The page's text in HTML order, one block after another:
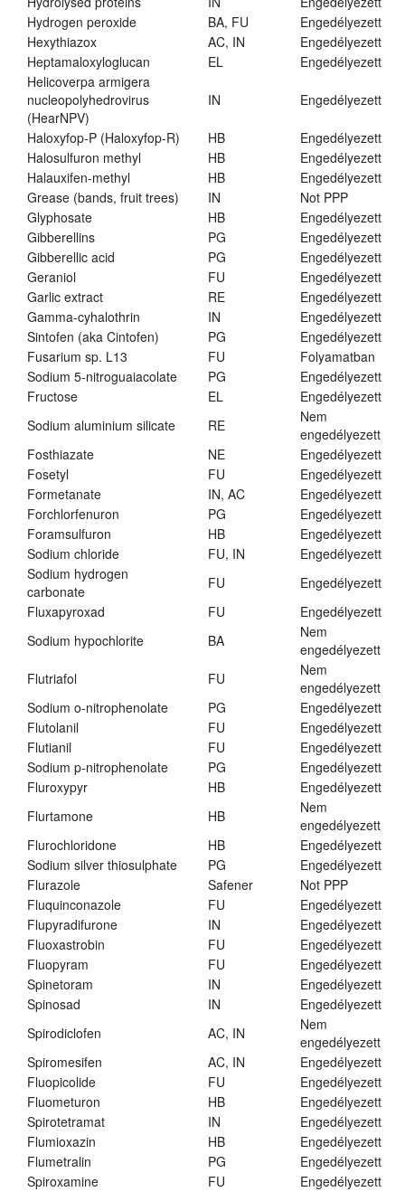
Hydrogen peroxide
BA, FU
Engedélyezett
Hexythiazox
AC, IN
Engedélyezett
Heptamaloxyloglucan
EL
Engedélyezett
Helicoverpa armigera
nucleopolyhedrovirus
(HearNPV)
IN Engedélyezett
Haloxyfop-P (Haloxyfop-R) HB
Engedélyezett
Halosulfuron methyl
HB
Engedélyezett
Halauxifen-methyl
HB
Engedélyezett
Grease (bands, fruit trees)
IN
Not PPP
Glyphosate
HB
Engedélyezett
Gibberellins
PG
Engedélyezett
Gibberellic acid
PG
Engedélyezett
Geraniol
FU
Engedélyezett
Garlic extract
RE
Engedélyezett
Gamma-cyhalothrin
IN
Engedélyezett
Sintofen (aka Cintofen)
PG
Engedélyezett
Fusarium sp. L13
FU
Folyamatban
Sodium 5-nitroguaiacolate
PG
Engedélyezett
Fructose
EL
Engedélyezett
Sodium aluminium silicate
RE
Nem
engedélyezett
Fosthiazate
NE
Engedélyezett
Fosetyl
FU
Engedélyezett
Formetanate
IN, AC
Engedélyezett
Forchlorfenuron
PG
Engedélyezett
Foramsulfuron
HB
Engedélyezett
Sodium chloride
FU, IN
Engedélyezett
Sodium hydrogen
carbonate
FU
Engedélyezett
Fluxapyroxad
FU
Engedélyezett
Sodium hypochlorite
BA
Nem
engedélyezett
Flutriafol
FU
Nem
engedélyezett
Sodium o-nitrophenolate
PG
Engedélyezett
Flutolanil
FU
Engedélyezett
Flutianil
FU
Engedélyezett
Sodium p-nitrophenolate
PG
Engedélyezett
Fluroxypyr
HB
Engedélyezett
Flurtamone
HB
Nem
engedélyezett
Flurochloridone
HB
Engedélyezett
Sodium silver thiosulphate
PG
Engedélyezett
Flurazole
Safener
Not PPP
Fluquinconazole
FU
Engedélyezett
Flupyradifurone
IN
Engedélyezett
Fluoxastrobin
FU
Engedélyezett
Fluopyram
FU
Engedélyezett
Spinetoram
IN
Engedélyezett
Spinosad
IN
Engedélyezett
Spirodiclofen
AC, IN
Nem
engedélyezett
Spiromesifen
AC, IN
Engedélyezett
Fluopicolide
FU
Engedélyezett
Fluometuron
HB
Engedélyezett
Spirotetramat
IN
Engedélyezett
Flumioxazin
HB
Engedélyezett
Flumetralin
PG
Engedélyezett
Spiroxamine
FU
Engedélyezett